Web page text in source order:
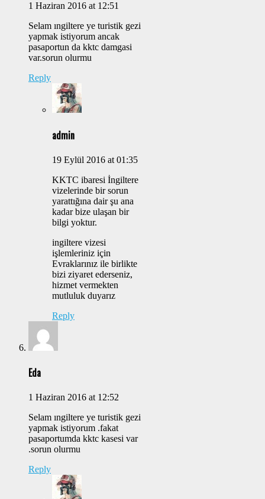
1 Haziran 2016 at 12:51
Selam ıngiltere ye turistik gezi
yapmak istiyorum ancak
pasaportun da kktc damgasi
var.sorun olurmu
Reply
admin
19 Eylül 2016 at 01:35
KKTC ibaresi İngiltere
vizelerinde bir sorun
yarattığına dair şu ana
kadar bize ulaşan bir
bilgi yoktur.
ingiltere vizesi
işlemleriniz için
Evraklarınız ile birlikte
bizi ziyaret ederseniz,
hizmet vermekten
mutluluk duyarız
Reply
Eda
1 Haziran 2016 at 12:52
Selam ıngiltere ye turistik gezi
yapmak istiyorum .fakat
pasaportumda kktc kasesi var
.sorun olurmu
Reply